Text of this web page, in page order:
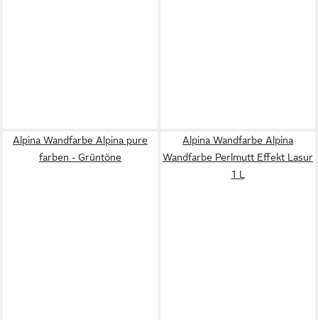
Alpina Wandfarbe Alpina pure
farben - Grüntöne
Alpina Wandfarbe Alpina
Wandfarbe Perlmutt Effekt Lasur
1 L